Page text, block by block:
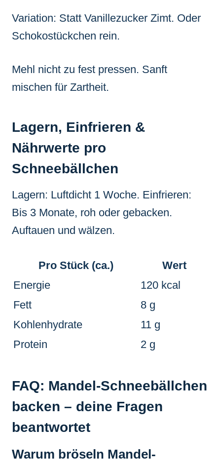
Variation: Statt Vanillezucker Zimt. Oder
Schokostückchen rein.
Mehl nicht zu fest pressen. Sanft
mischen für Zartheit.
Lagern, Einfrieren &
Nährwerte pro
Schneebällchen
Lagern: Luftdicht 1 Woche. Einfrieren:
Bis 3 Monate, roh oder gebacken.
Auftauen und wälzen.
Pro Stück (ca.)
Wert
Energie
120 kcal
Fett
8 g
Kohlenhydrate
11 g
Protein
2 g
FAQ: Mandel-Schneebällchen
backen – deine Fragen
beantwortet
Warum bröseln Mandel-